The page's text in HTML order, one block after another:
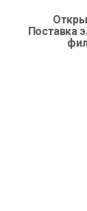
Поставка